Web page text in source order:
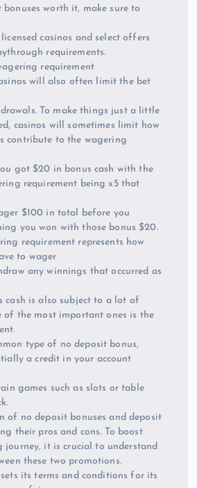
bonuses worth it, make sure to
casinos and select offers
requirements.
requirement
will also often limit the bet
To make things just a little
casinos will sometimes limit how
contribute to the wagering
got $20 in bonus cash with the
requirement being x5 that
$100 in total before you
you won with those bonus $20.
requirement represents how
to wager
any winnings that occurred as
cash is also subject to a lot of
of the most important ones is the
type of no deposit bonus,
a credit in your account
games such as slots or table
of no deposit bonuses and deposit
their pros and cons. To boost
journey, it is crucial to understand
these two promotions.
its terms and conditions for its